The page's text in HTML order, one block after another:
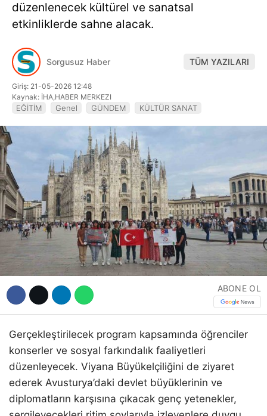
WhatsApp İhbar
Instagram
Youtube
DİĞER
düzenlenecek kültürel ve sanatsal
etkinliklerde sahne alacak.
Sorgusuz Haber TÜM YAZILARI
Giriş: 21-05-2026 12:48
Kaynak: İHA,HABER MERKEZI
EĞİTİM Genel GÜNDEM KÜLTÜR SANAT
ABONE OL
Gerçekleştirilecek program kapsamında öğrenciler
konserler ve sosyal farkındalık faaliyetleri
düzenleyecek. Viyana Büyükelçiliğini de ziyaret
ederek Avusturya’daki devlet büyüklerinin ve
diplomatların karşısına çıkacak genç yetenekler,